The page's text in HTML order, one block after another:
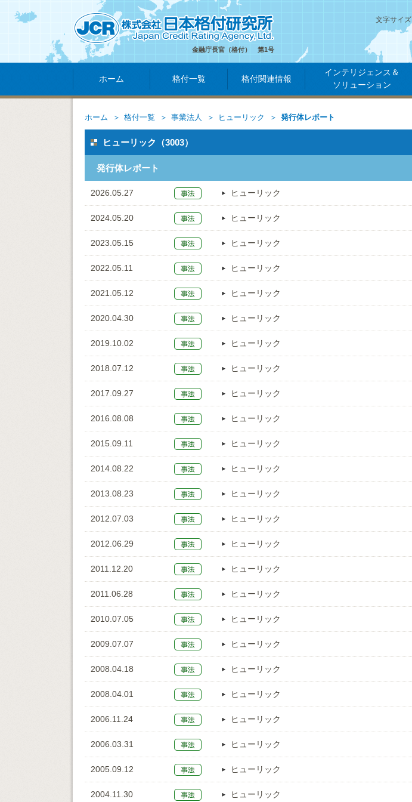
金融庁長官（格付） 第1号
文字サイズ
ホーム 格付一覧 格付関連情報
インテリジェンス＆
ソリューション
ホーム 格付一覧 事業法人 ヒューリック 発行体レポート
ヒューリック（3003）
発行体レポート
2026.05.27 ヒューリック
2024.05.20 ヒューリック
2023.05.15 ヒューリック
2022.05.11 ヒューリック
2021.05.12 ヒューリック
2020.04.30 ヒューリック
2019.10.02 ヒューリック
2018.07.12 ヒューリック
2017.09.27 ヒューリック
2016.08.08 ヒューリック
2015.09.11 ヒューリック
2014.08.22 ヒューリック
2013.08.23 ヒューリック
2012.07.03 ヒューリック
2012.06.29 ヒューリック
2011.12.20 ヒューリック
2011.06.28 ヒューリック
2010.07.05 ヒューリック
2009.07.07 ヒューリック
2008.04.18 ヒューリック
2008.04.01 ヒューリック
2006.11.24 ヒューリック
2006.03.31 ヒューリック
2005.09.12 ヒューリック
2004.11.30 ヒューリック